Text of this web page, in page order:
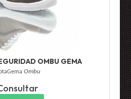
OMBU GEMA
Ombu